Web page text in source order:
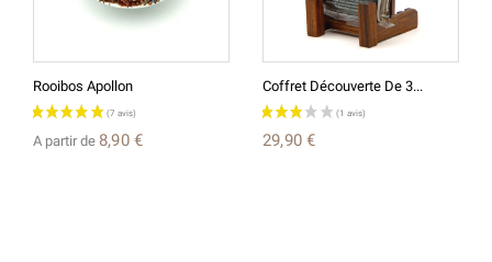
Rooibos Apollon
A partir de 8,90 €
Coffret Découverte De 3...
29,90 €